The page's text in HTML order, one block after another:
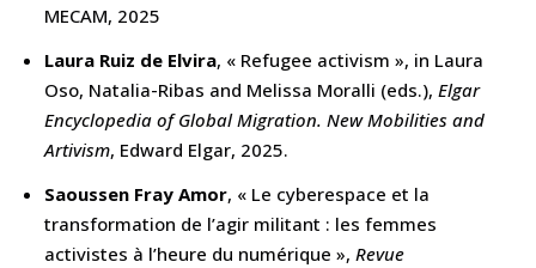
MECAM, 2025
Laura Ruiz de Elvira, « Refugee activism », in Laura
Oso, Natalia-Ribas and Melissa Moralli (eds.),Elgar
Encyclopedia of Global Migration. New Mobilities and
Artivism, Edward Elgar, 2025.
Saoussen Fray Amor, « Le cyberespace et la
transformation de l’agir militant : les femmes
activistes à l’heure du numérique »,Revue